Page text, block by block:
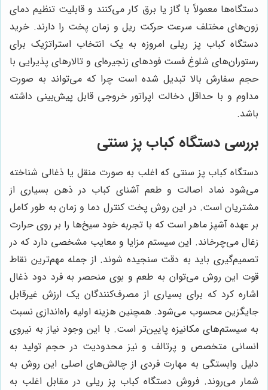
دستگاه‌ها معمولاً با گاز یا برق کار می‌کنند و قابلیت تنظیم دمای
زون‌های مختلف سرعت حرکت ریل و زمان پخت را دارند. خرید
دستگاه کباب پز ریلی امروزه به یک انتخاب استراتژیک برای
رستوران‌های شلوغ فست فودهای زنجیره‌ای و تالارهای پذیرایی با
حجم سفارش بالا تبدیل شده است چرا که می‌تواند به صورت
مداوم و با حداقل دخالت اپراتور خروجی قابل پیش‌بینی داشته
باشد.
بررسی دستگاه کباب پز سنتی
دستگاه کباب پز سنتی که اغلب به صورت منقل یا ذغالی شناخته
می‌شود نماد اصالت و طعم آشنای کباب در ذهن بسیاری از
مشتریان است. در این روش پخت کنترل دما و زمان به طور کامل
بر عهده آشپز ماهر است که با تجربه خود سیخ‌ها را بر روی حرارت
زغال می‌چرخاند. این سیستم مزایا و معایب مشخصی دارد که در
تصمیم‌گیری باید به دقت سنجیده شوند. از جمله مهم‌ترین نقاط
قوت این روش می‌توان به طعم و بوی منحصر به فرد دود ذغال
اشاره کرد که برای بسیاری از مصرف‌کنندگان یک ارزش غیرقابل
جایگزین محسوب می‌شود. همچنین هزینه اولیه راه‌اندازی نسبت
به سیستم‌های مکانیزه پایین‌تر است. با این وجود نیاز به نیروی
انسانی متخصص و پرتالف و نیز محدودیت در حجم تولید به
دلیل وابستگی به مهارت فردی از چالش‌های اصلی این روش به
شمار می‌روند. فروش دستگاه کباب پز ریلی در مقابل اغلب به